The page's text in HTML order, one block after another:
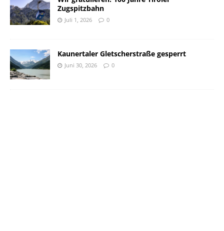
Zugspitzbahn
Juli 1, 2026 0
Kaunertaler Gletscherstraße gesperrt
Juni 30, 2026 0